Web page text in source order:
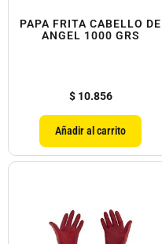
PAPA FRITA CABELLO DE
ANGEL 1000 GRS
$10.856
Añadir al carrito